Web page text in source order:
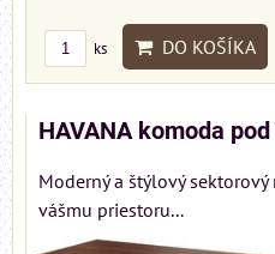
ks DO KOŠÍKA
HAVANA komoda pod
Moderný a štýlový sektorový
vášmu priestoru...